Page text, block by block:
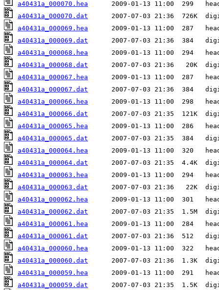
a40431a_000070.hea
a40431a_000070.dat
a40431a_000069.hea
a40431a_000069.dat
a40431a_000068.hea
a40431a_000068.dat
a40431a_000067.hea
a40431a_000067.dat
a40431a_000066.hea
a40431a_000066.dat
a40431a_000065.hea
a40431a_000065.dat
a40431a_000064.hea
a40431a_000064.dat
a40431a_000063.hea
a40431a_000063.dat
a40431a_000062.hea
a40431a_000062.dat
a40431a_000061.hea
a40431a_000061.dat
a40431a_000060.hea
a40431a_000060.dat
a40431a_000059.hea
a40431a_000059.dat